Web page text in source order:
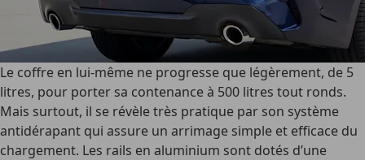
Le coffre en lui-même ne progresse que légèrement, de 5
litres, pour porter sa contenance à 500 litres tout ronds.
Mais surtout, il se révèle très pratique par son système
antidérapant qui assure un arrimage simple et efficace du
chargement. Les rails en aluminium sont dotés d’une